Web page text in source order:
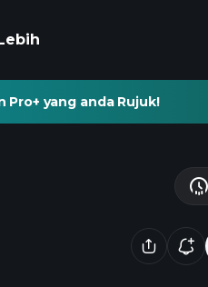
yang anda Rujuk!